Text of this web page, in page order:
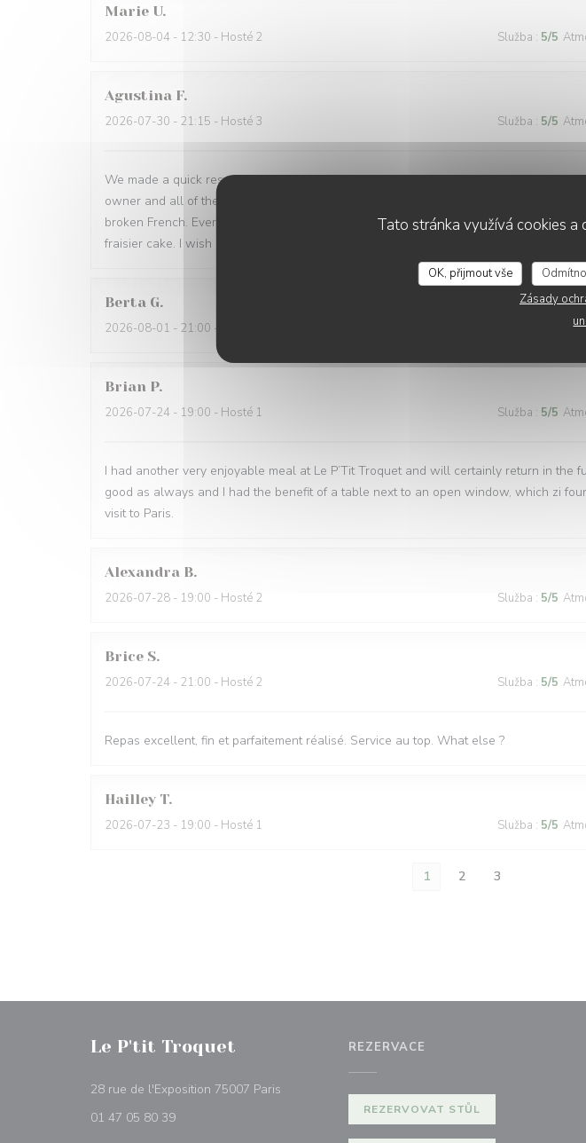
Tato stránka využívá cookies
OK, přijmout vše
Zásady
Marie U
2026-08-04 - 12:30 - Hosté 2 Služba : 5/5
Agustina F
2026-07-30 - 21:15 - Hosté 3 Služba : 5/5
We made a quick reservation and arrived only 15 minutes later to a warm, inviting,
owner and all of the waiters were incredibly helpful and kind, spoke 3 languages,
broken French. Every dish was a win: magret de canard, bœuf bourguignon, assiette
fraisier cake. I wish many people have a chance to try their soulful food and kindness.
Berta G
2026-08-01 - 21:00 - Hosté 2
Brian P
2026-07-24 - 19:00 - Hosté 1 Služba : 5/5
I had another very enjoyable meal at Le P’Tit Troquet and will certainly return in the
good as always and I had the benefit of a table next to an open window, which zi
visit to Paris.
Alexandra B
2026-07-28 - 19:00 - Hosté 2 Služba : 5/5
Brice S
2026-07-24 - 21:00 - Hosté 2 Služba : 5/5
Repas excellent, fin et parfaitement réalisé. Service au top. What else ?
Hailley T
2026-07-23 - 19:00 - Hosté 1 Služba : 5/5
1 2 3
Le P'tit Troquet
28 rue de l'Exposition 75007 Paris
01 47 05 80 39
REZERVACE
REZERVOVAT STŮL